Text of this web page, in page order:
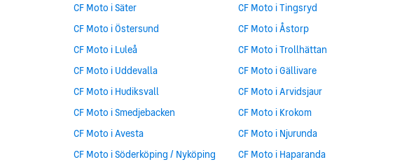
CF Moto i Säter
CF Moto i Östersund
CF Moto i Luleå
CF Moto i Uddevalla
CF Moto i Hudiksvall
CF Moto i Smedjebacken
CF Moto i Avesta
CF Moto i Söderköping / Nyköping
CF Moto i Tingsryd
CF Moto i Åstorp
CF Moto i Trollhättan
CF Moto i Gällivare
CF Moto i Arvidsjaur
CF Moto i Krokom
CF Moto i Njurunda
CF Moto i Haparanda